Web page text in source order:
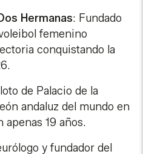
Hermanas: Fundado
femenino
conquistando la
de Palacio de la
andaluz del mundo en
19 años.
y fundador del